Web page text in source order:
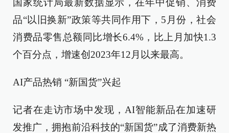
国家统计局最新数据显示，在年中促销、消费
品“以旧换新”政策等共同作用下，5月份，社会
消费品零售总额同比增长6.4%，比上月加快1.3
个百分点，增速创2023年12月以来最高。
AI产品热销 “新国货”兴起
记者在走访市场中发现，AI智能新品在加速研
发推广，拥抱前沿科技的“新国货”成了消费新热